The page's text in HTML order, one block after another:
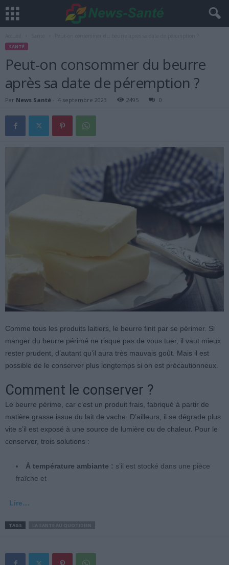
SANTÉ
Peut-on consommer du beurre
après sa date de péremption ?
Par News Santé - 4 septembre 2023 2495 0
Comme tous les produits laitiers, le beurre finit par se périmer. Si
manger du beurre périmé ne risque pas de vous tuer, il vaut mieux
rester prudent, d’autant qu’il aura très mauvais goût. Mais il est
possible de le conserver plus longtemps si on est précautionneux.
Comment le conserver ?
Le beurre périme, car c’est un produit frais, fabriqué à partir de
matière grasse issue du lait de vache. D’ailleurs, il se dégrade plus
vite s’il est exposé à une source de lumière ou de chaleur. Pour le
conserver, trois solutions :
À température ambiante : s’il est stocké dans une pièce
fraîche et
Lire…
TAGS